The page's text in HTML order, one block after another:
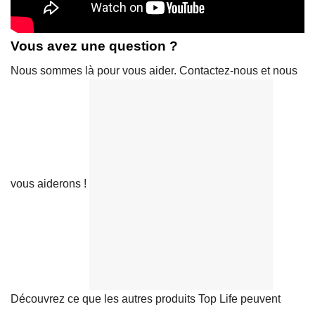
Vous avez une question ?
Nous sommes là pour vous aider. Contactez-nous et nous
vous aiderons !
Découvrez ce que les autres produits Top Life peuvent